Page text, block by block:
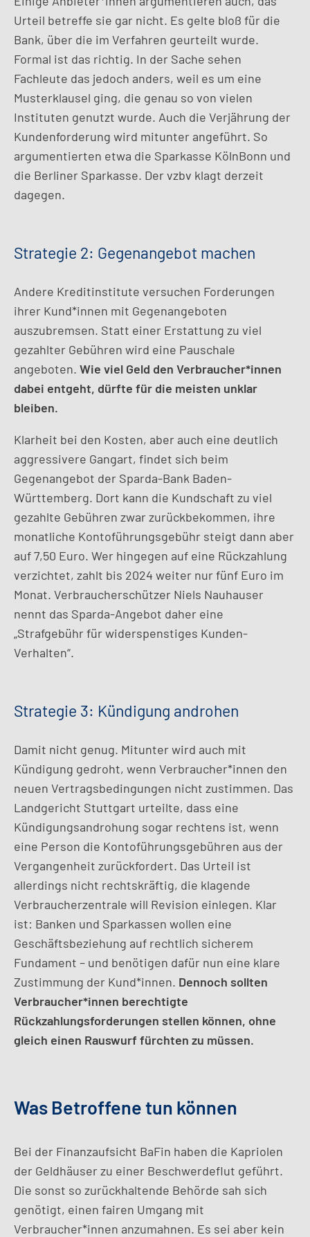
Urteil betreffe sie gar nicht. Es gelte bloß für die
Bank, über die im Verfahren geurteilt wurde.
Formal ist das richtig. In der Sache sehen
Fachleute das jedoch anders, weil es um eine
Musterklausel ging, die genau so von vielen
Instituten genutzt wurde. Auch die Verjährung der
Kundenforderung wird mitunter angeführt. So
argumentierten etwa die Sparkasse KölnBonn und
die Berliner Sparkasse. Der vzbv klagt derzeit
dagegen.
Strategie 2: Gegenangebot machen
Andere Kreditinstitute versuchen Forderungen
ihrer Kund*innen mit Gegenangeboten
auszubremsen. Statt einer Erstattung zu viel
gezahlter Gebühren wird eine Pauschale
angeboten.Wie viel Geld den Verbraucher*innen
dabei entgeht, dürfte für die meisten unklar
bleiben.
Klarheit bei den Kosten, aber auch eine deutlich
aggressivere Gangart, findet sich beim
Gegenangebot der Sparda-Bank Baden-
Württemberg. Dort kann die Kundschaft zu viel
gezahlte Gebühren zwar zurückbekommen, ihre
monatliche Kontoführungsgebühr steigt dann aber
auf 7,50 Euro. Wer hingegen auf eine Rückzahlung
verzichtet, zahlt bis 2024 weiter nur fünf Euro im
Monat. Verbraucherschützer Niels Nauhauser
nennt das Sparda-Angebot daher eine
„Strafgebühr für widerspenstiges Kunden-
Verhalten“.
Strategie 3: Kündigung androhen
Damit nicht genug. Mitunter wird auch mit
Kündigung gedroht, wenn Verbraucher*innen den
neuen Vertragsbedingungen nicht zustimmen. Das
Landgericht Stuttgart urteilte, dass eine
Kündigungsandrohung sogar rechtens ist, wenn
eine Person die Kontoführungsgebühren aus der
Vergangenheit zurückfordert. Das Urteil ist
allerdings nicht rechtskräftig, die klagende
Verbraucherzentrale will Revision einlegen. Klar
ist: Banken und Sparkassen wollen eine
Geschäftsbeziehung auf rechtlich sicherem
Fundament – und benötigen dafür nun eine klare
Zustimmung der Kund*innen. Dennoch sollten
Verbraucher*innen berechtigte
Rückzahlungsforderungen stellen können, ohne
gleich einen Rauswurf fürchten zu müssen.
Was Betroffene tun können
Bei der Finanzaufsicht BaFin haben die Kapriolen
der Geldhäuser zu einer Beschwerdeflut geführt.
Die sonst so zurückhaltende Behörde sah sich
genötigt, einen fairen Umgang mit
Verbraucher*innen anzumahnen. Es sei aber kein